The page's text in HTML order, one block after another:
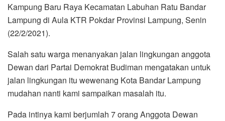
Kampung Baru Raya Kecamatan Labuhan Ratu Bandar
Lampung di Aula KTR Pokdar Provinsi Lampung, Senin
(22/2/2021).
Salah satu warga menanyakan jalan lingkungan anggota
Dewan dari Partai Demokrat Budiman mengatakan untuk
jalan lingkungan itu wewenang Kota Bandar Lampung
mudahan nanti kami sampaikan masalah itu.
Pada intinya kami berjumlah 7 orang Anggota Dewan